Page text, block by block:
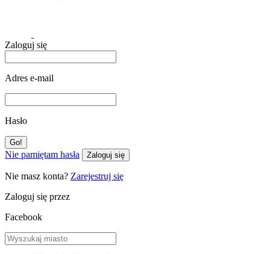
Zaloguj się
Adres e-mail
Hasło
Nie pamiętam hasła Zaloguj się
Nie masz konta? Zarejestruj się
Zaloguj się przez
Facebook